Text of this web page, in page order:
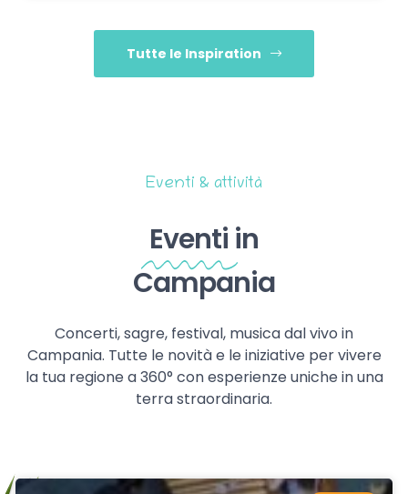
Tutte le Inspiration
Eventi & attività
Eventi in
Campania
Concerti, sagre, festival, musica dal vivo in
Campania. Tutte le novità e le iniziative per vivere
la tua regione a 360° con esperienze uniche in una
terra straordinaria.